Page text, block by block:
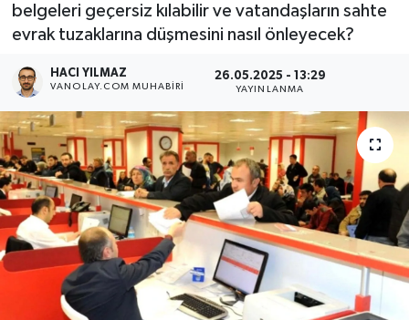
belgeleri geçersiz kılabilir ve vatandaşların sahte
evrak tuzaklarına düşmesini nasıl önleyecek?
HACI YILMAZ
VANOLAY.COM MUHABIRI
26.05.2025 - 13:29
YAYINLANMA
Dünya
RESMİ İLANLAR
Haber Arşivi